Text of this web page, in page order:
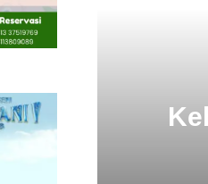
Pers Diuji,
Pers